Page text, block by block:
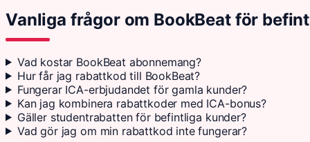
Vanliga frågor om BookBeat för
Vad kostar BookBeat abonnemang?
Hur får jag rabattkod till BookBeat?
Fungerar ICA-erbjudandet för gamla kunder?
Kan jag kombinera rabattkoder med ICA-bonus?
Gäller studentrabatten för befintliga kunder?
Vad gör jag om min rabattkod inte fungerar?